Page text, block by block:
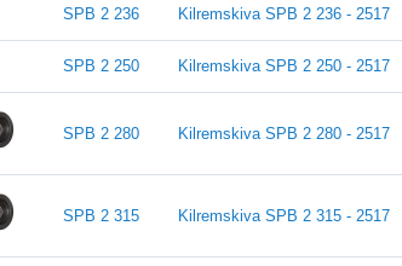
SPB 2 236 Kilremskiva SPB 2 236 - 2517
SPB 2 250 Kilremskiva SPB 2 250 - 2517
SPB 2 280 Kilremskiva SPB 2 280 - 2517
SPB 2 315 Kilremskiva SPB 2 315 - 2517